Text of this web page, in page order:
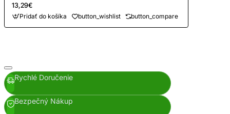
13,29€
Pridať do košíka button_wishlist button_compare
Rychlé Doručenie
Bezpečný Nákup